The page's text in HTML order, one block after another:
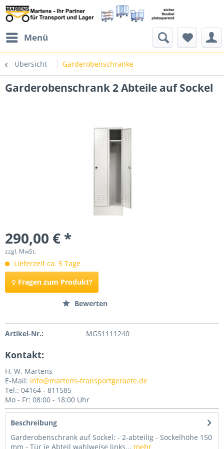
Menü
Übersicht Garderobenschränke
Garderobenschrank 2 Abteile auf Sockel
290,00 € *
zzgl. MwSt.
Lieferzeit ca. 5 Tage
Fragen zum Produkt?
Bewerten
Artikel-Nr.: MGS1111240
Kontakt:
H. W. Martens
E-Mail: info@martens-transportgeraete.de
Tel.: 04164 - 811585
Mo - Fr: 08:00 - 18:00 Uhr
Beschreibung
Garderobenschrank auf Sockel: - 2-abteilig - Sockelhöhe 150
mm - Tür je Abteil wahlweise links... mehr